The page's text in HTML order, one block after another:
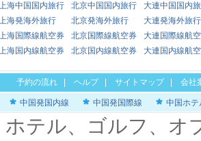
海中国国内旅行 北京中国国内旅行
大連中国国内
海発海外旅行 北京発海外旅行
大連発海外旅行
海国際線航空券 北京国際線航空券
大連国際線航
海国内線航空券 北京国内線航空券 大連国内線航
予約の流れ ヘルプ| サイトマップ| 会社
中国発国内線 中国発国際線 中国ホテ
ホテル、ゴルフ、オ